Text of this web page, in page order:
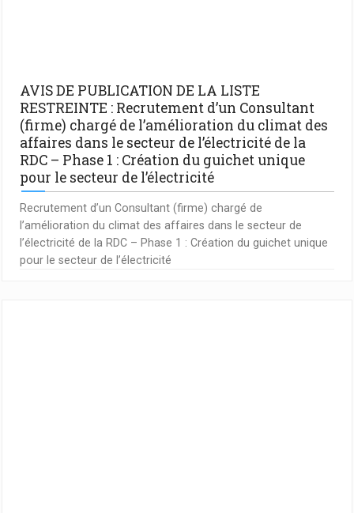
AVIS DE PUBLICATION DE LA LISTE
RESTREINTE : Recrutement d’un Consultant
(firme) chargé de l’amélioration du climat des
affaires dans le secteur de l’électricité de la
RDC – Phase 1 : Création du guichet unique
pour le secteur de l’électricité
Recrutement d’un Consultant (firme) chargé de
l’amélioration du climat des affaires dans le secteur de
l’électricité de la RDC – Phase 1 : Création du guichet unique
pour le secteur de l’électricité